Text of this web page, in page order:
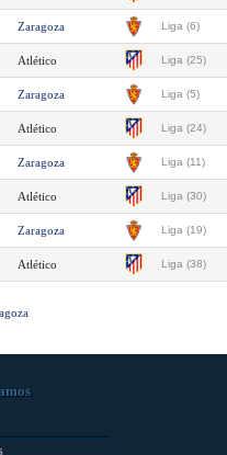
Zaragoza Liga (6)
Atlético Liga (25)
Zaragoza Liga (5)
Atlético Liga (24)
Zaragoza Liga (11)
Atlético Liga (30)
Zaragoza Liga (19)
Atlético Liga (38)